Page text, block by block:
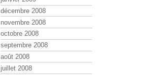
décembre 2008
novembre 2008
octobre 2008
septembre 2008
août 2008
juillet 2008